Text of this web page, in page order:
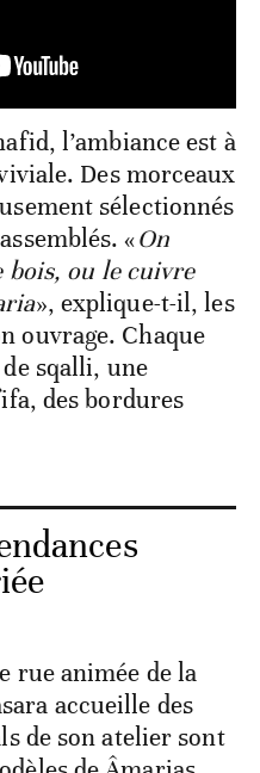
l’ambiance est à
Des morceaux
sélectionnés
«On
bois, ou le cuivre
», explique-t-il, les
ouvrage. Chaque
sqalli, une
des bordures
rue animée de la
accueille des
de son atelier sont